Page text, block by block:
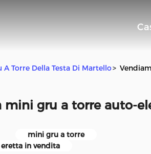
A Torre Della Testa Di Martello>
mini gru a torre auto-
mini gru a torre
in vendita